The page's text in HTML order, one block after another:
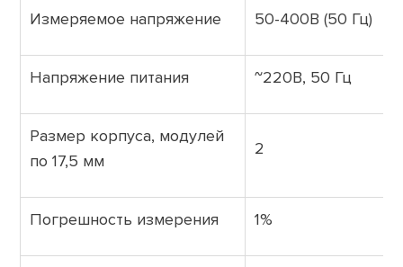
Измеряемое напряжение 50-400В (50 Гц)
Напряжение питания ~220В, 50 Гц
Размер корпуса, модулей
по 17,5 мм
2
Погрешность измерения 1%